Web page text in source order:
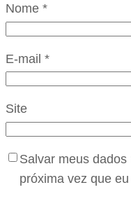
Nome *
E-mail *
Site
Salvar meus
próxima vez que